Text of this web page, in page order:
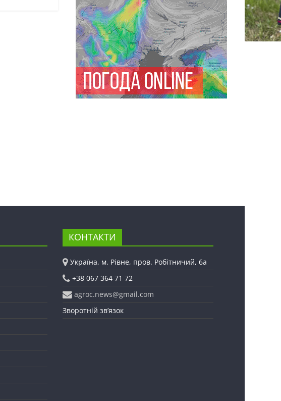
КОНТАКТИ
Україна, м. Рівне, пров. Робітничий, 6а
+38 067 364 71 72
agroc.news@gmail.com
Зворотній зв’язок